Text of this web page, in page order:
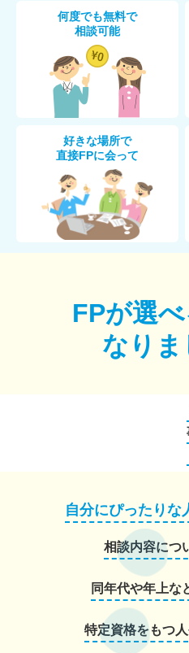
何度でも無料で
相談可能
好きな場所で
直接FPに会って
FPが選
なりま
自分にぴったりな
相談内容につ
同年代や年上な
特定資格をもつ